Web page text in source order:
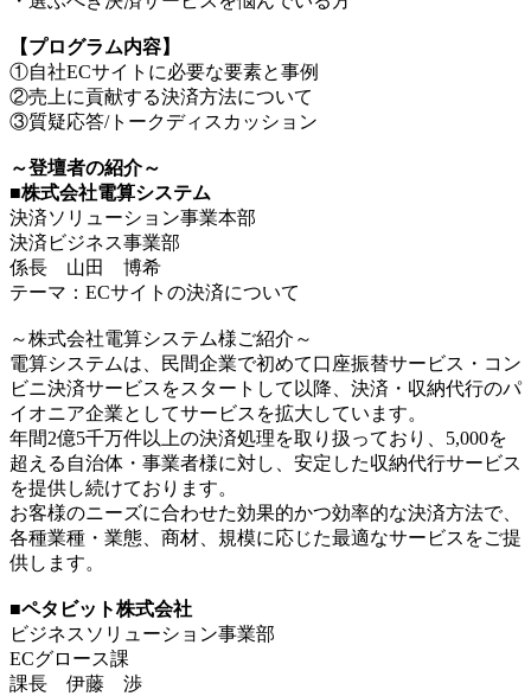
【プログラム内容】
①自社ECサイトに必要な要素と事例
②売上に貢献する決済方法について
③質疑応答/トークディスカッション
～登壇者の紹介～
■株式会社電算システム
決済ソリューション事業本部
決済ビジネス事業部
係長 山田 博希
テーマ：ECサイトの決済について
～株式会社電算システム様ご紹介～
電算システムは、民間企業で初めて口座振替サービス・コン
ビニ決済サービスをスタートして以降、決済・収納代行のパ
イオニア企業としてサービスを拡大しています。
年間2億5千万件以上の決済処理を取り扱っており、5,000を
超える自治体・事業者様に対し、安定した収納代行サービス
を提供し続けております。
お客様のニーズに合わせた効果的かつ効率的な決済方法で、
各種業種・業態、商材、規模に応じた最適なサービスをご提
供します。
■ペタビット株式会社
ビジネスソリューション事業部
ECグロース課
課長 伊藤 渉